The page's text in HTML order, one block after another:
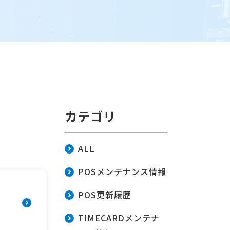
カテゴリ
ALL
POSメンテナンス情報
POS更新履歴
TIMECARDメンテナ